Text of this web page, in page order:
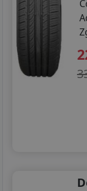
205/50R17
215/40R17
215/55R17
215/65R17